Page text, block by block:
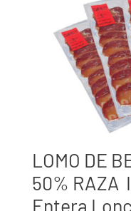
LOMO DE
50% RAZA
Entera